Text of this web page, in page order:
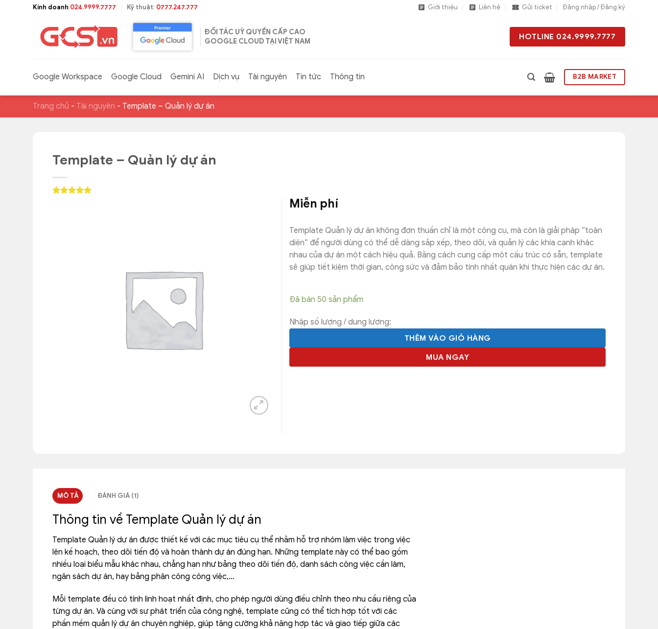
Kinh doanh:024.9999.7777 Kỹ thuật: 0777.247.777 Giới thiệu Liên hệ Gửi ticket Đăng nhập / Đăng ký
ĐỐI TÁC UỶ QUYỀN CẤP CAO
GOOGLE CLOUD TẠI VIỆT NAM
HOTLINE 024.9999.7777
Google Workspace Google Cloud Gemini AI Dịch vụ Tài nguyên Tin tức Thông tin B2B MARKET
Trang chủ - Tài nguyên - Template – Quản lý dự án
Template – Quản lý dự án
Miễn phí
Template Quản lý dự án không đơn thuần chỉ là một công cụ, mà còn là giải pháp “toàn
diện” để người dùng có thể dễ dàng sắp xếp, theo dõi, và quản lý các khía cạnh khác
nhau của dự án một cách hiệu quả. Bằng cách cung cấp một cấu trúc có sẵn, template
sẽ giúp tiết kiệm thời gian, công sức và đảm bảo tính nhất quán khi thực hiện các dự án.
Đã bán 50 sản phẩm
Nhập số lượng / dung lượng:
THÊM VÀO GIỎ HÀNG
MUA NGAY
MÔ TẢ ĐÁNH GIÁ (1)
Thông tin về Template Quản lý dự án
Template Quản lý dự án được thiết kế với các mục tiêu cụ thể nhằm hỗ trợ nhóm làm việc trong việc
lên kế hoạch, theo dõi tiến độ và hoàn thành dự án đúng hạn. Những template này có thể bao gồm
nhiều loại biểu mẫu khác nhau, chẳng hạn như bảng theo dõi tiến độ, danh sách công việc cần làm,
ngân sách dự án, hay bảng phân công công việc,…
Mỗi template đều có tính linh hoạt nhất định, cho phép người dùng điều chỉnh theo nhu cầu riêng của
từng dự án. Và cùng với sự phát triển của công nghệ, template cũng có thể tích hợp tốt với các
phần mềm quản lý dự án chuyên nghiệp, giúp tăng cường khả năng hợp tác và giao tiếp giữa các